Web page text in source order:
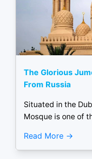
The Glorious
From Russia
Situated in the
Mosque is one of
Read More